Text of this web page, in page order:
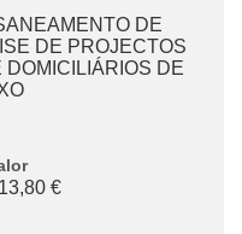
DE
DE PROJECTOS
DE
€